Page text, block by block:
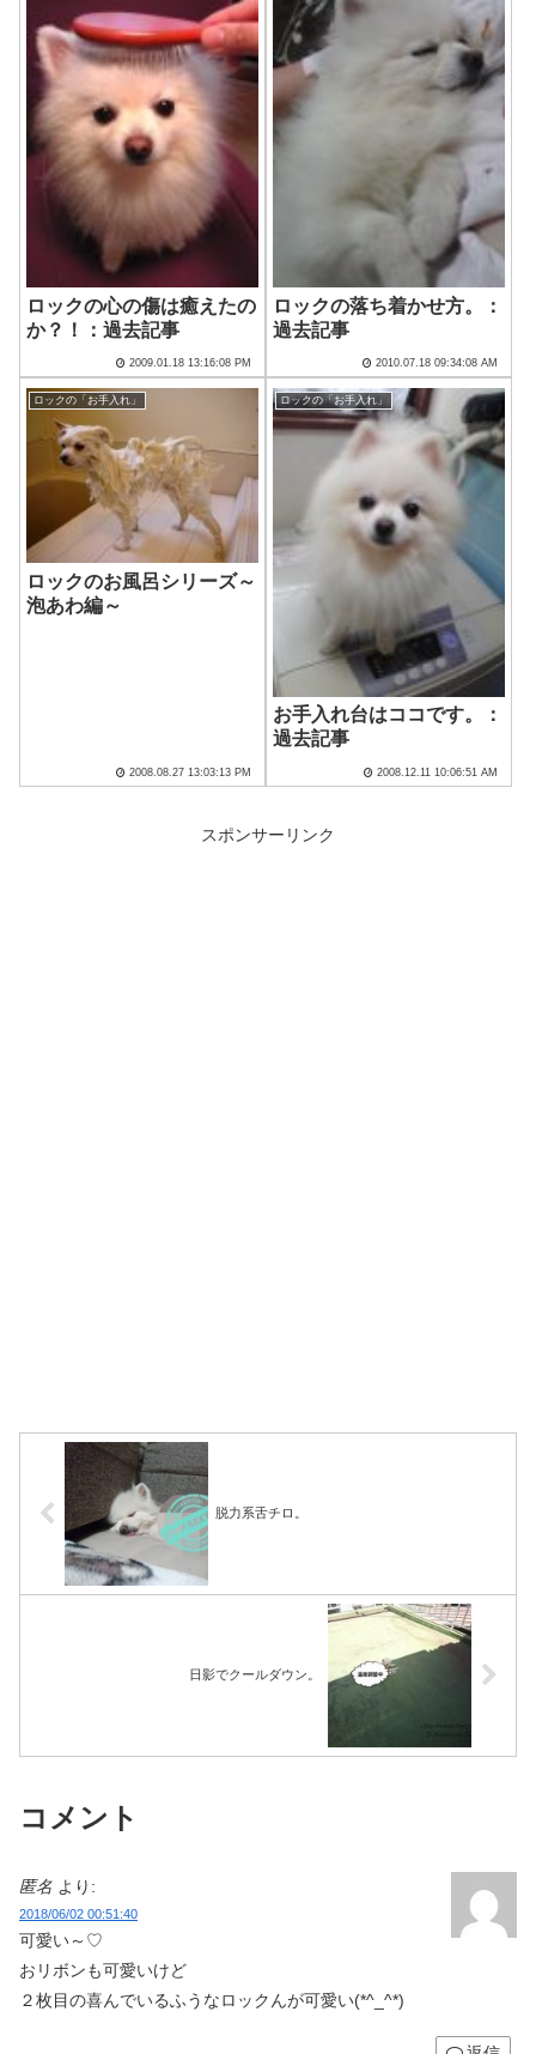
ロックの心の傷は癒えたの
か？！：過去記事
2009.01.18 13:16:08 PM
ロックの落ち着かせ方。：
過去記事
2010.07.18 09:34:08 AM
ロックの「お手入れ」
ロックのお風呂シリーズ～
泡あわ編～
2008.08.27 13:03:13 PM
ロックの「お手入れ」
お手入れ台はココです。：
過去記事
2008.12.11 10:06:51 AM
スポンサーリンク
脱力系舌チロ。
日影でクールダウン。
コメント
匿名 より:
2018/06/02 00:51:40
可愛い～♡
おリボンも可愛いけど
２枚目の喜んでいるふうなロックんが可愛い(*^_^*)